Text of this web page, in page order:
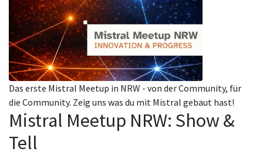
Das erste Mistral Meetup in NRW - von der Community, für
die Community. Zeig uns was du mit Mistral gebaut hast!
Mistral Meetup NRW: Show &
Tell